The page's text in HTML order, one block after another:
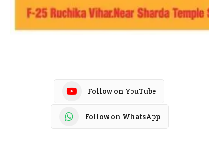
Follow on YouTube
Follow on WhatsApp